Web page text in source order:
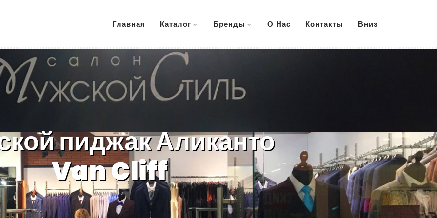
Главная Каталог Бренды О Нас Контакты Вниз
пиджак Аликанто
Van Cliff